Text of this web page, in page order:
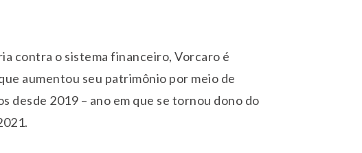
contra o sistema financeiro, Vorcaro é
aumentou seu patrimônio por meio de
desde 2019 – ano em que se tornou dono do